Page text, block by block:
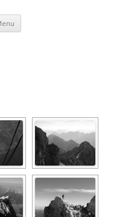
Aller au contenu